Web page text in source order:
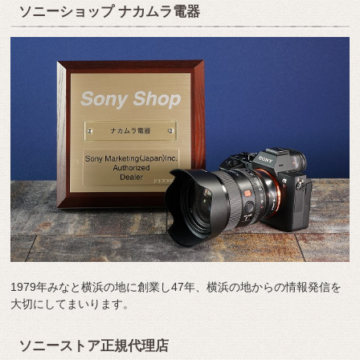
ソニーショップ ナカムラ電器
1979年みなと横浜の地に創業し47年、横浜の地からの情報発信を
大切にしてまいります。
ソニーストア正規代理店